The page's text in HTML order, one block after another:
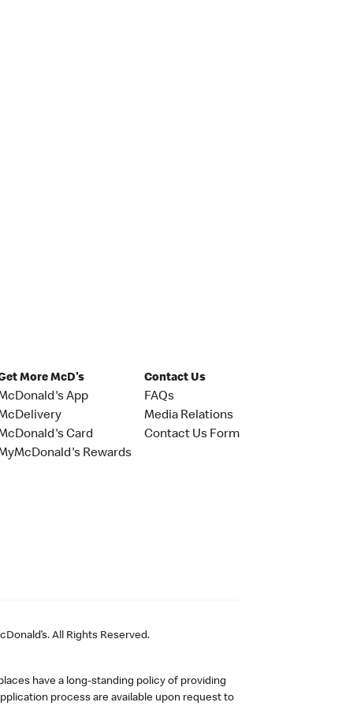
More McD's
App
Card
Rewards
Contact Us
FAQs
Media Relations
Contact Us Form
All Rights Reserved.
have a long-standing policy of providing
process are available upon request to